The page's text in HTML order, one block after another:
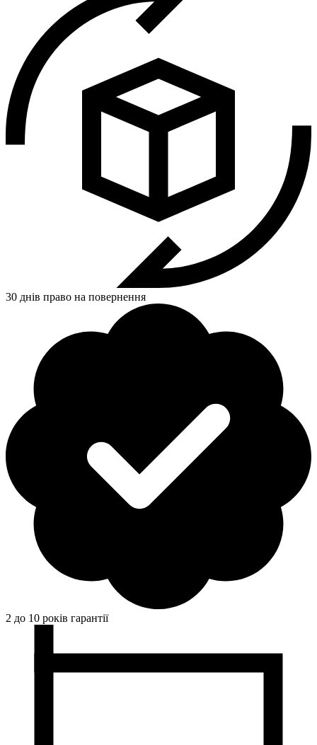
30 днів право на повернення
2 до 10 років гарантії